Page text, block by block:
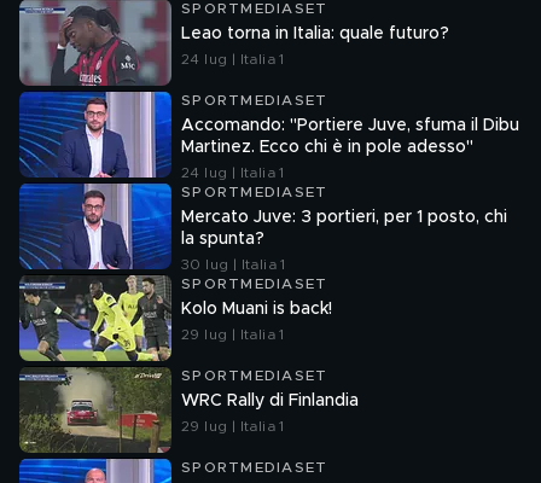
SPORTMEDIASET
Leao torna in Italia: quale futuro?
24 lug | Italia 1
SPORTMEDIASET
Accomando: "Portiere Juve, sfuma il Dibu
Martinez. Ecco chi è in pole adesso"
24 lug | Italia 1
SPORTMEDIASET
Mercato Juve: 3 portieri, per 1 posto, chi
la spunta?
30 lug | Italia 1
SPORTMEDIASET
Kolo Muani is back!
29 lug | Italia 1
SPORTMEDIASET
WRC Rally di Finlandia
29 lug | Italia 1
SPORTMEDIASET